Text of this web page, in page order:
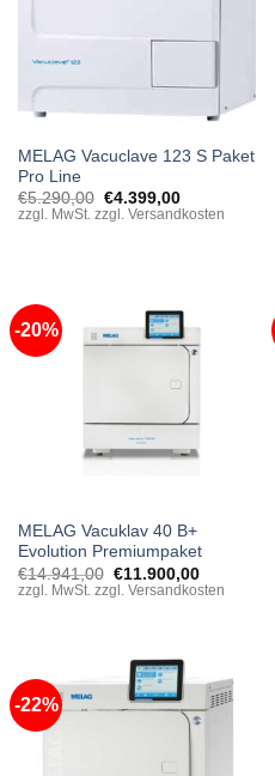
MELAG Vacuclave 123 S Paket
Pro Line
€5.290,00 Original
price
€4.399,00Current
price
zzgl. MwSt. zzgl. Versandkosten
-20%
MELAG Vacuklav 40 B+
Evolution Premiumpaket
€14.941,00 Original
price
was:
€11.900,00Current
price
zzgl. MwSt. zzgl. Versandkosten
-22%